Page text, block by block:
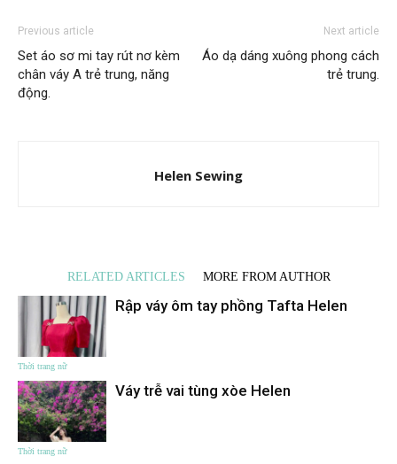
Previous article
Set áo sơ mi tay rút nơ kèm
chân váy A trẻ trung, năng
động.
Next article
Áo dạ dáng xuông phong cách
trẻ trung.
Helen Sewing
RELATED ARTICLES MORE FROM AUTHOR
Thời trang nữ
Rập váy ôm tay phồng Tafta Helen
Thời trang nữ
Váy trễ vai tùng xòe Helen